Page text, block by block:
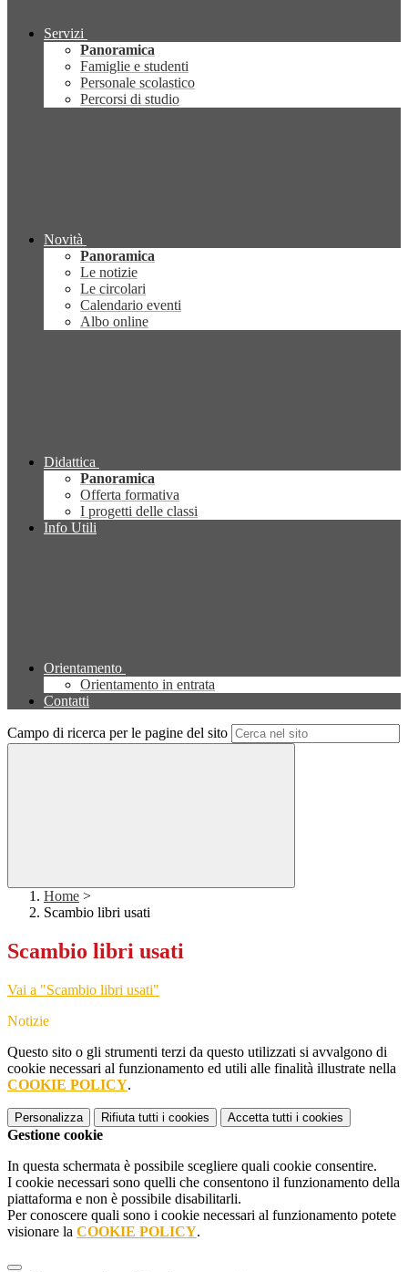
Servizi
Panoramica
Famiglie e studenti
Personale scolastico
Percorsi di studio
Novità
Panoramica
Le notizie
Le circolari
Calendario eventi
Albo online
Didattica
Panoramica
Offerta formativa
I progetti delle classi
Info Utili
Orientamento
Orientamento in entrata
Contatti
Campo di ricerca per le pagine del sito
Home >
Scambio libri usati
Scambio libri usati
Vai a "Scambio libri usati"
Notizie
Questo sito o gli strumenti terzi da questo utilizzati si avvalgono di
cookie necessari al funzionamento ed utili alle finalità illustrate nella
COOKIE POLICY.
Personalizza Rifiuta tutti i cookies Accetta tutti i cookies
Gestione cookie
In questa schermata è possibile scegliere quali cookie consentire.
I cookie necessari sono quelli che consentono il funzionamento della
piattaforma e non è possibile disabilitarli.
Per conoscere quali sono i cookie necessari al funzionamento potete
visionare la COOKIE POLICY.